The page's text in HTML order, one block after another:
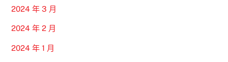
2024 年 3 月
2024 年 2 月
2024 年 1 月